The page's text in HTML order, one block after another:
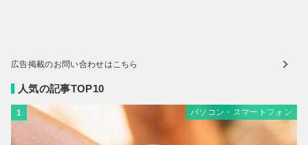
広告掲載のお問い合わせはこちら
人気の記事TOP10
1 パソコン・スマートフォン